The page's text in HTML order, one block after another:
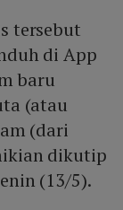
tersebut
di App
baru
(atau
(dari
dikutip
(13/5).